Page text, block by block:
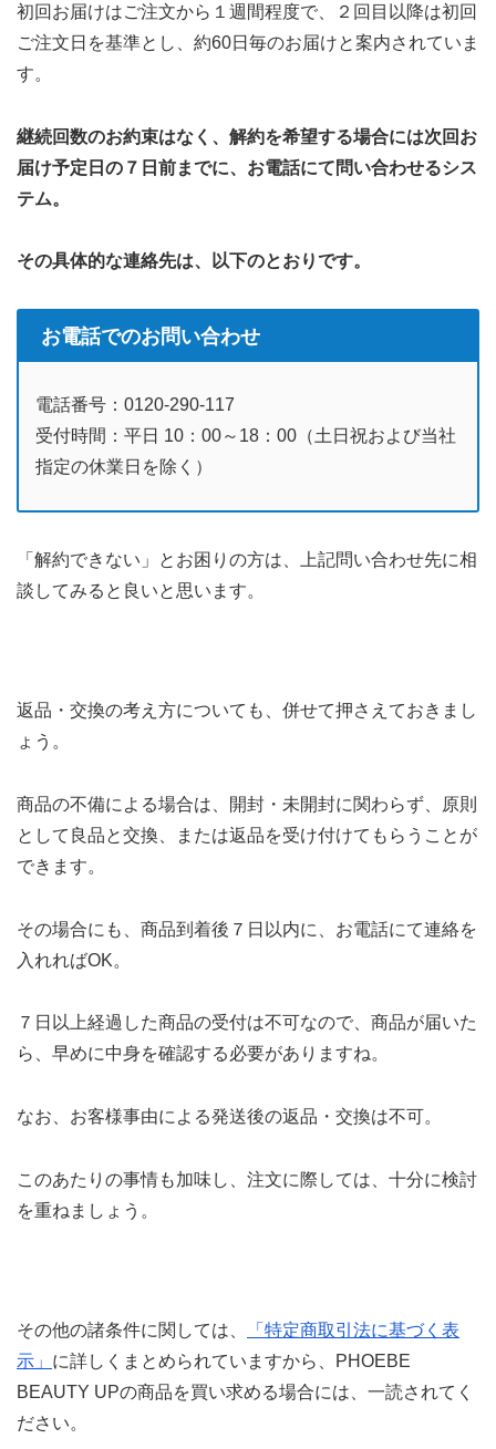
初回お届けはご注文から１週間程度で、２回目以降は初回
ご注文日を基準とし、約60日毎のお届けと案内されていま
す。
継続回数のお約束はなく、解約を希望する場合には次回お
届け予定日の７日前までに、お電話にて問い合わせるシス
テム。
その具体的な連絡先は、以下のとおりです。
お電話でのお問い合わせ
電話番号：0120-290-117
受付時間：平日 10：00～18：00（土日祝および当社
指定の休業日を除く）
「解約できない」とお困りの方は、上記問い合わせ先に相
談してみると良いと思います。
返品・交換の考え方についても、併せて押さえておきまし
ょう。
商品の不備による場合は、開封・未開封に関わらず、原則
として良品と交換、または返品を受け付けてもらうことが
できます。
その場合にも、商品到着後７日以内に、お電話にて連絡を
入れればOK。
７日以上経過した商品の受付は不可なので、商品が届いた
ら、早めに中身を確認する必要がありますね。
なお、お客様事由による発送後の返品・交換は不可。
このあたりの事情も加味し、注文に際しては、十分に検討
を重ねましょう。
その他の諸条件に関しては、
「特定商取引法に基づく表
示」 に詳しくまとめられていますから、PHOEBE
BEAUTY UPの商品を買い求める場合には、一読されてく
ださい。